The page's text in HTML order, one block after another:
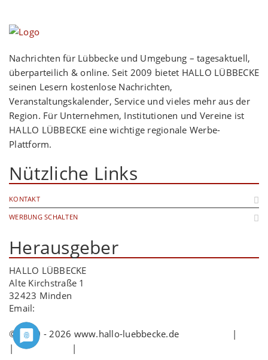
Nachrichten für Lübbecke und Umgebung – tagesaktuell,
überparteilich & online. Seit 2009 bietet HALLO LÜBBECKE
seinen Lesern kostenlose Nachrichten,
Veranstaltungskalender, Service und vieles mehr aus der
Region. Für Unternehmen, Institutionen und Vereine ist
HALLO LÜBBECKE eine wichtige regionale Werbe-
Plattform.
Nützliche Links
KONTAKT
WERBUNG SCHALTEN
Herausgeber
HALLO LÜBBECKE
Alte Kirchstraße 1
32423 Minden
Email:
© 2009 - 2026 www.hallo-luebbecke.de |
|Datenschutz |